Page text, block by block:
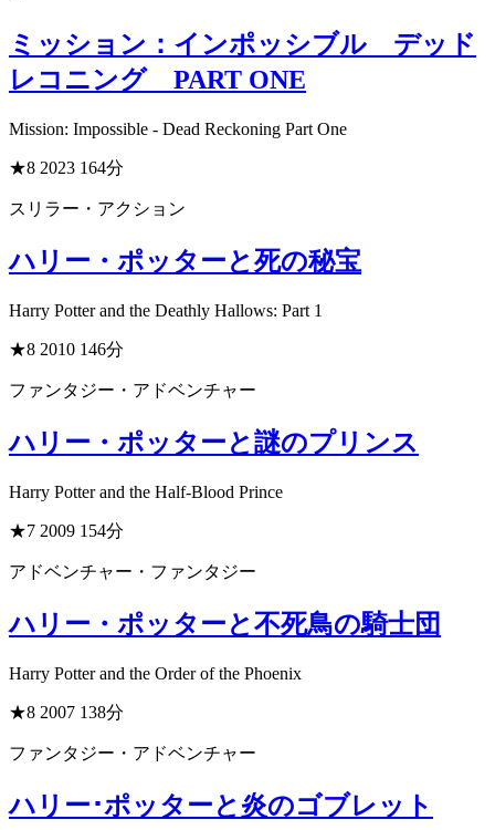
ミッション：インポッシブル デッド
レコニング PART ONE
Mission: Impossible - Dead Reckoning Part One
★8 2023 164分
スリラー・アクション
ハリー・ポッターと死の秘宝
Harry Potter and the Deathly Hallows: Part 1
★8 2010 146分
ファンタジー・アドベンチャー
ハリー・ポッターと謎のプリンス
Harry Potter and the Half-Blood Prince
★7 2009 154分
アドベンチャー・ファンタジー
ハリー・ポッターと不死鳥の騎士団
Harry Potter and the Order of the Phoenix
★8 2007 138分
ファンタジー・アドベンチャー
ハリー･ポッターと炎のゴブレット